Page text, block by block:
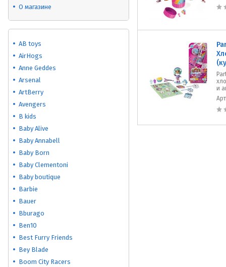
О магазине
AB toys
AirHogs
Anne Geddes
Arsenal
ArtBerry
Avengers
B kids
Baby Alive
Baby Annabell
Baby Born
Baby Clementoni
Baby boutique
Barbie
Bauer
Bburago
Ben10
Best Furry Friends
Bey Blade
Boom City Racers
и